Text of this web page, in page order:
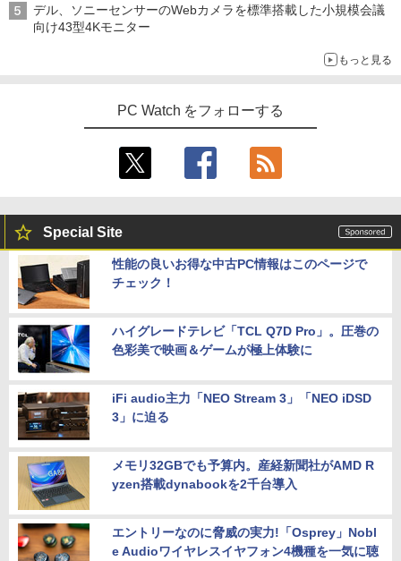
デル、ソニーセンサーのWebカメラを標準搭載した小規模会議
向け43型4Kモニター
もっと見る
PC Watch をフォローする
Special Site
性能の良いお得な中古PC情報はこのページで
チェック！
ハイグレードテレビ「TCL Q7D Pro」。圧巻の
色彩美で映画＆ゲームが極上体験に
iFi audio主力「NEO Stream 3」「NEO iDSD
3」に迫る
メモリ32GBでも予算内。産経新聞社がAMD R
yzen搭載dynabookを2千台導入
エントリーなのに脅威の実力!「Osprey」Nobl
e Audioワイヤレスイヤフォン4機種を一気に聴